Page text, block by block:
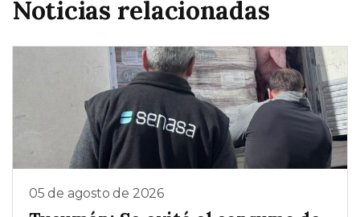
Noticias relacionadas
05 de agosto de 2026